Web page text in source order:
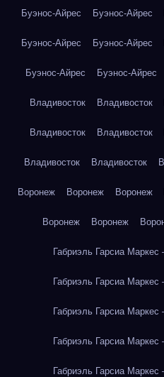
Буэнос-Айрес Буэнос-Айрес
Буэнос-Айрес Буэнос-Айрес
Буэнос-Айрес Буэнос-Айрес
Владивосток Владивосток
Владивосток Владивосток
Владивосток Владивосток
Воронеж Воронеж Воронеж
Воронеж Воронеж
Габриэль Гарсиа
Габриэль Гарсиа
Габриэль Гарсиа
Габриэль Гарсиа
Габриэль Гарсиа